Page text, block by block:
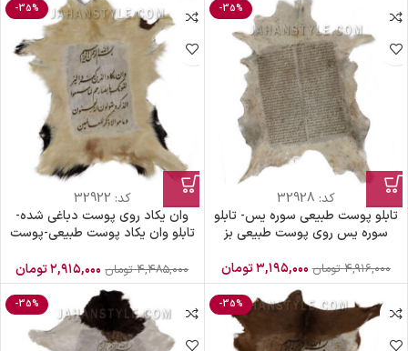
-35%
کد: 32928
تابلو پوست طبیعی سوره یس- تابلو
سوره یس روی پوست طبیعی بز
۴,۹۱۶,۰۰۰ تومان ۳,۱۹۵,۰۰۰تومان
-35%
کد: 32922
وان یکاد روی پوست دباغی شده-
تابلو وان یکاد پوست طبیعی-پوست
۴,۴۸۵,۰۰۰ تومان ۲,۹۱۵,۰۰۰تومان
-35%
-35%